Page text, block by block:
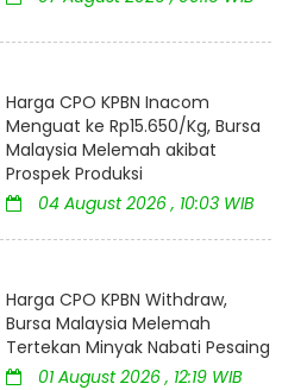
Harga CPO KPBN Inacom
Menguat ke Rp15.650/Kg, Bursa
Malaysia Melemah akibat
Prospek Produksi
04 August 2026 , 10:03 WIB
Harga CPO KPBN Withdraw,
Bursa Malaysia Melemah
Tertekan Minyak Nabati Pesaing
01 August 2026 , 12:19 WIB